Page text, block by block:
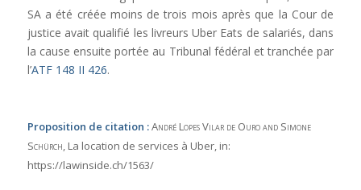
SA a été créée moins de trois mois après que la Cour de
justice avait qualifié les livreurs Uber Eats de salariés, dans
la cause ensuite portée au Tribunal fédéral et tranchée par
l’ATF 148 II 426.
Proposition de citation :André Lopes Vilar de Ouro and Simone
Schürch , La location de services à Uber, in:
https://lawinside.ch/1563/